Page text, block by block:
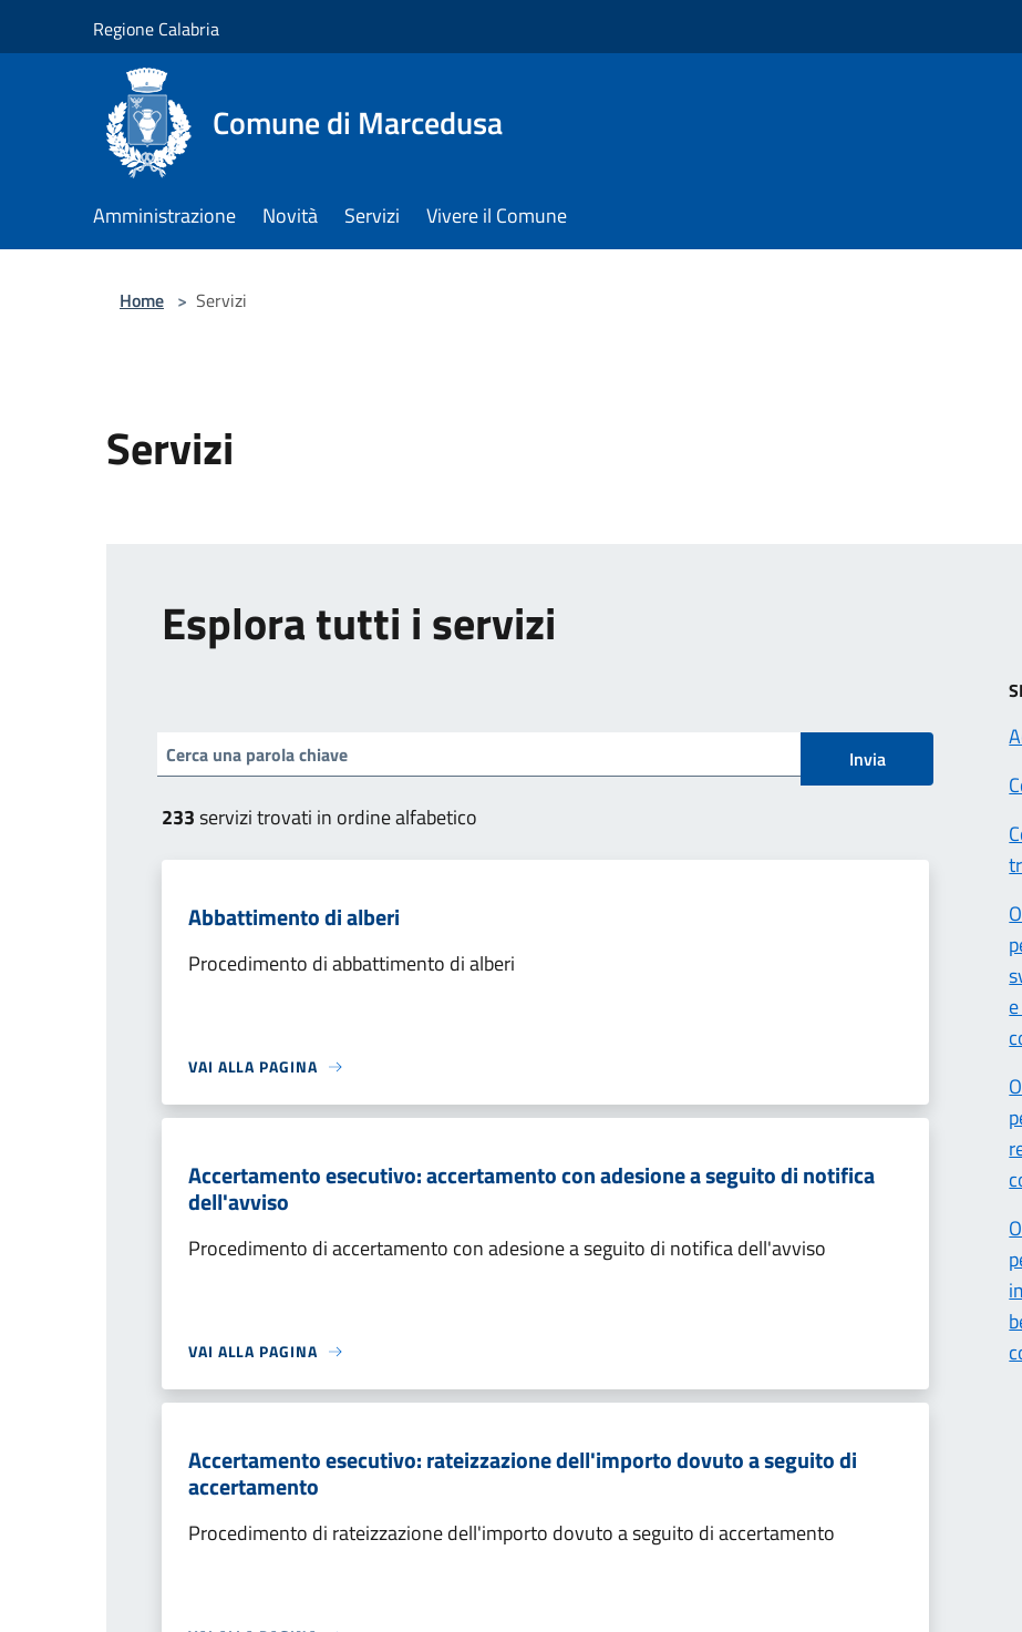
Regione Calabria
Comune di Marcedusa
Amministrazione Novità Servizi Vivere il Comune
Home > Servizi
Servizi
Esplora tutti i servizi
Invia
233servizi trovati in ordine alfabetico
Abbattimento di alberi
Procedimento di abbattimento di alberi
VAI ALLA PAGINA
Accertamento esecutivo: accertamento con adesione a seguito di notifica
dell'avviso
Procedimento di accertamento con adesione a seguito di notifica dell'avviso
VAI ALLA PAGINA
Accertamento esecutivo: rateizzazione dell'importo dovuto a seguito di
accertamento
Procedimento di rateizzazione dell'importo dovuto a seguito di accertamento